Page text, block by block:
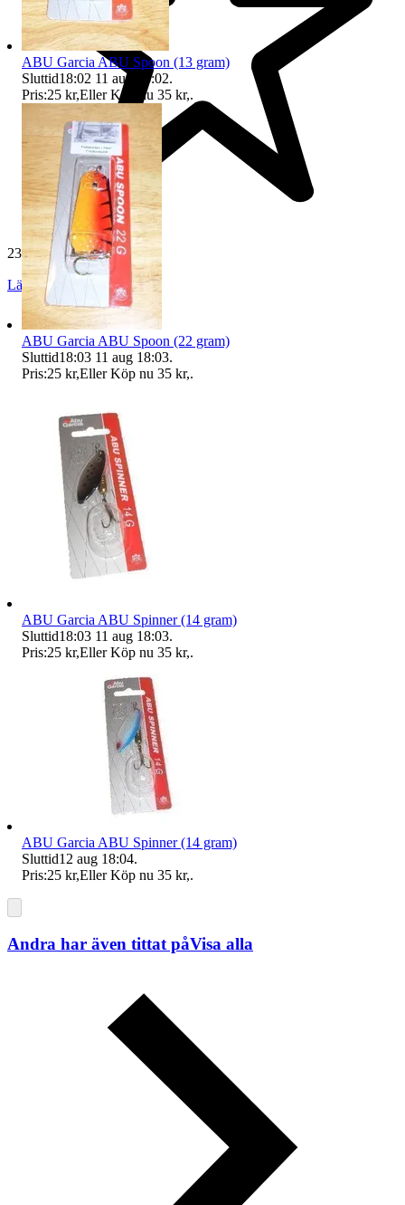
23 717 omdömen
Läs omdömen Följ
ABU Garcia ABU Spoon (13 gram)
Sluttid18:02 11 aug 18:02.
Pris:25 kr,Eller Köp nu 35 kr,.
ABU Garcia ABU Spoon (22 gram)
Sluttid18:03 11 aug 18:03.
Pris:25 kr,Eller Köp nu 35 kr,.
ABU Garcia ABU Spinner (14 gram)
Sluttid18:03 11 aug 18:03.
Pris:25 kr,Eller Köp nu 35 kr,.
ABU Garcia ABU Spinner (14 gram)
Sluttid12 aug 18:04.
Pris:25 kr,Eller Köp nu 35 kr,.
Andra har även tittat påVisa alla